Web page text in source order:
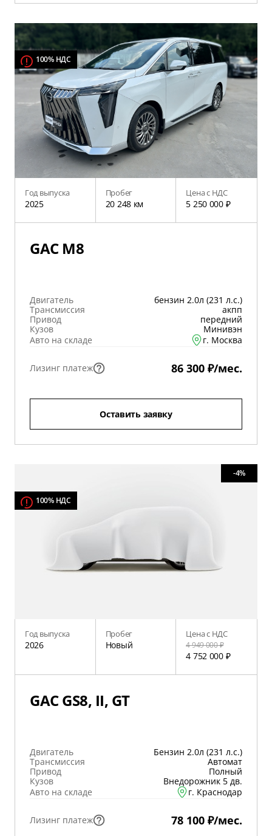
100% НДС
Год выпуска
2025
Пробег
20 248 км
Цена с НДС
5 250 000 ₽
GAC M8
Двигатель
бензин 2.0л (231 л.с.)
Трансмиссия
акпп
Привод
передний
Кузов
Минивэн
Авто на складе
г. Москва
Лизинг платеж 86 300 ₽/мес.
Оставить заявку
100% НДС
-4%
Год выпуска
2026
Пробег
Новый
Цена с НДС
4 949 000 ₽
4 752 000 ₽
GAC GS8, II, GT
Двигатель
Бензин 2.0л (231 л.с.)
Трансмиссия
Автомат
Привод
Полный
Кузов
Внедорожник 5 дв.
Авто на складе
г. Краснодар
Лизинг платеж 78 100 ₽/мес.